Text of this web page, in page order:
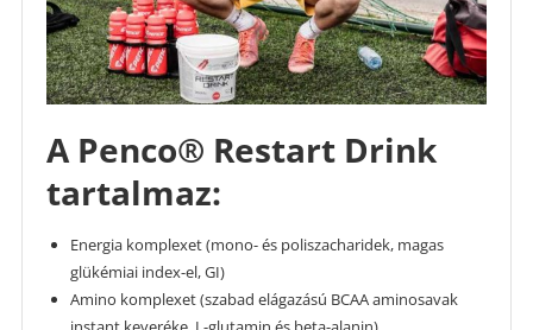
A Penco® Restart Drink
tartalmaz:
Energia komplexet (mono- és poliszacharidek, magas
glükémiai index-el, GI)
Amino komplexet (szabad elágazású BCAA aminosavak